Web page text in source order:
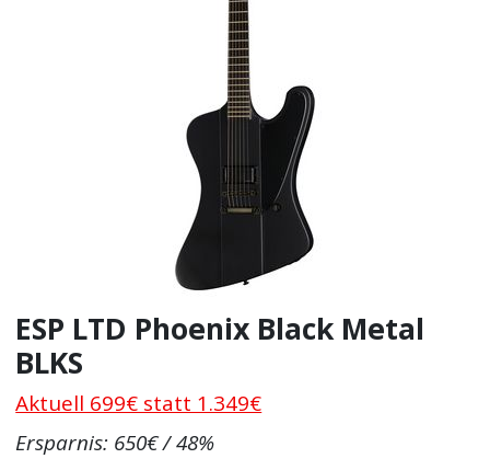
ESP LTD Phoenix Black Metal
BLKS
Aktuell 699€ statt 1.349€
Ersparnis: 650€ / 48%